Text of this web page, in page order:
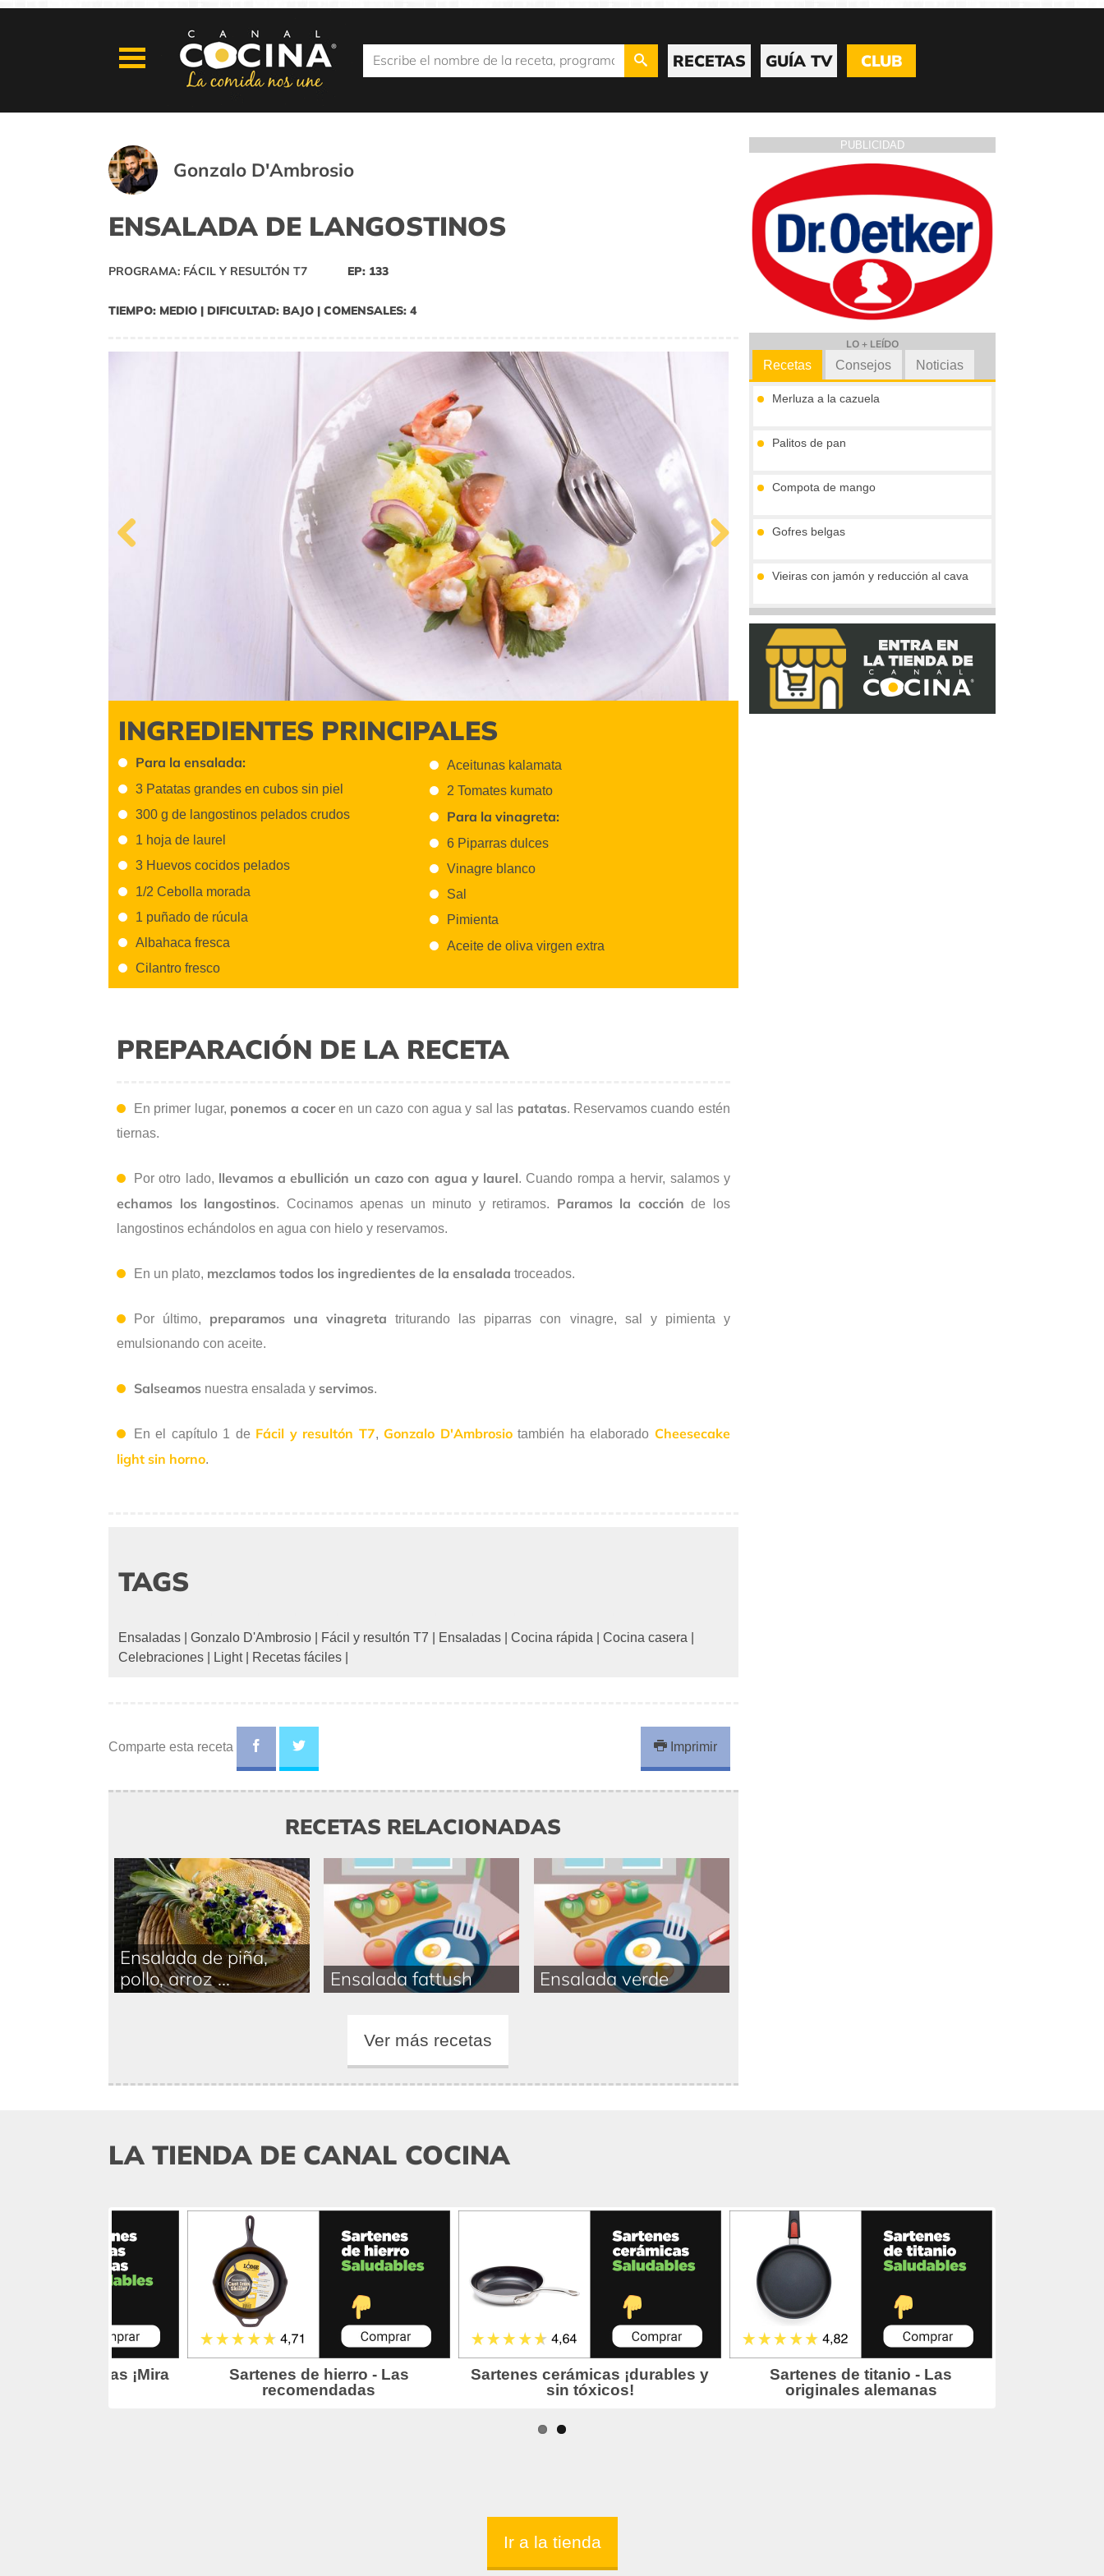
RECETAS GUÍA TV CLUB
Gonzalo D'Ambrosio
ENSALADA DE LANGOSTINOS
PROGRAMA: FÁCIL Y RESULTÓN T7 EP: 133
TIEMPO: MEDIO | DIFICULTAD: BAJO | COMENSALES: 4
Previous Next
INGREDIENTES PRINCIPALES
Para la ensalada:
3 Patatas grandes en cubos sin piel
300 g de langostinos pelados crudos
1 hoja de laurel
3 Huevos cocidos pelados
1/2 Cebolla morada
1 puñado de rúcula
Albahaca fresca
Cilantro fresco
Aceitunas kalamata
2 Tomates kumato
Para la vinagreta:
6 Piparras dulces
Vinagre blanco
Sal
Pimienta
Aceite de oliva virgen extra
PREPARACIÓN DE LA RECETA
En primer lugar, ponemos a coceren un cazo con agua y sal las patatas. Reservamos cuando estén
tiernas.
Por otro lado, llevamos a ebullición un cazo con agua y laurel. Cuando rompa a hervir, salamos y
echamos los langostinos. Cocinamos apenas un minuto y retiramos. Paramos la cocción de los
langostinos echándolos en agua con hielo y reservamos.
En un plato, mezclamos todos los ingredientes de la ensalada troceados.
Por último, preparamos una vinagreta triturando las piparras con vinagre, sal y pimienta y
emulsionando con aceite.
Salseamos nuestra ensalada y servimos.
En el capítulo 1 de Fácil y resultón T7,Gonzalo D'Ambrosiotambién ha elaborado Cheesecake
light sin horno.
TAGS
Ensaladas Gonzalo D'Ambrosio Fácil y resultón T7 Ensaladas Cocina rápida Cocina casera
Celebraciones
Light| Recetas fáciles
Comparte esta receta Imprimir
RECETAS RELACIONADAS
Ensalada de piña,
pollo, arroz ...
Ensalada fattush Ensalada verde
Ver más recetas
PUBLICIDAD
LO + LEÍDO
Recetas
Merluza a la cazuela
Palitos de pan
Compota de mango
Gofres belgas
Vieiras con jamón y reducción al cava
Crema de boletus y huevo de codorniz
Consejos Noticias
LA TIENDA DE CANAL COCINA
Ir a la tienda